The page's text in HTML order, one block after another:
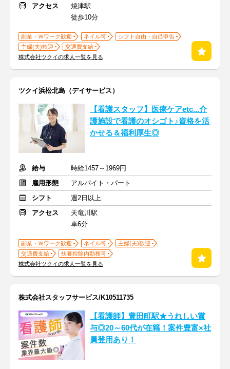
アクセス
焼津駅
徒歩10分
副業・Ｗワーク歓迎 ネイル可
シフト自由・自己申告
主婦(夫)歓迎
交通費支給
株式会社ツクイの求人一覧を見る
ツクイ浜松北島（デイサービス）
【看護スタッフ】医療ケアetc...介
護施設で看護のオシゴト♪資格を活
かせる＆福利厚生◎
給与
時給1457～1969円
雇用形態
アルバイト・パート
シフト
週2日以上
アクセス
天竜川駅
車6分
副業・Ｗワーク歓迎 ネイル可
主婦(夫)歓迎
交通費支給
扶養控除内勤務可
株式会社ツクイの求人一覧を見る
株式会社スタッフサービス/K10511735
【看護師】豊田町駅★うれしい賞
与◎20～60代が在籍！案件豊富×社
員登用あり！